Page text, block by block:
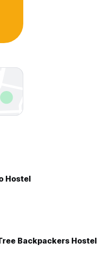
Hostel
Backpackers Hostel